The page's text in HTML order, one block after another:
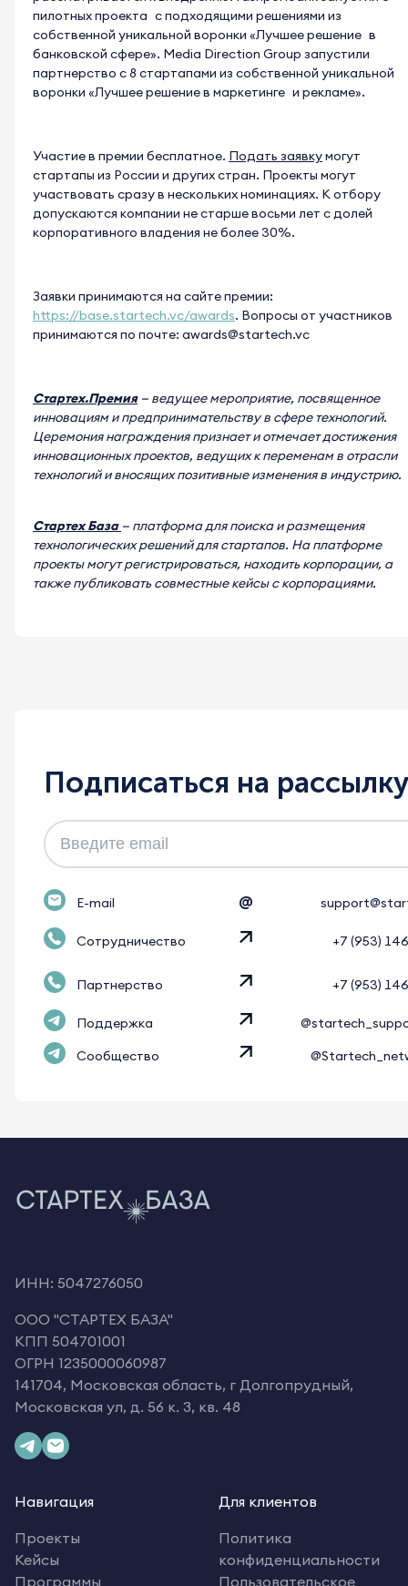
пилотных проекта с подходящими решениями из
собственной уникальной воронки «Лучшее решение в
банковской сфере». Media Direction Group запустили
партнерство с 8 стартапами из собственной уникальной
воронки «Лучшее решение в маркетинге и рекламе».
Участие в премии бесплатное. Подать заявкумогут
стартапы из России и других стран. Проекты могут
участвовать сразу в нескольких номинациях. К отбору
допускаются компании не старше восьми лет с долей
корпоративного владения не более 30%.
Заявки принимаются на сайте премии:
https://base.startech.vc/awards. Вопросы от участников
принимаются по почте: awards@startech.vc
Стартех.Премия— ведущее мероприятие, посвященное
инновациям и предпринимательству в сфере технологий.
Церемония награждения признает и отмечает достижения
инновационных проектов, ведущих к переменам в отрасли
технологий и вносящих позитивные изменения в индустрию.
Стартех База— платформа для поиска и размещения
технологических решений для стартапов. На платформе
проекты могут регистрироваться, находить корпорации, а
также публиковать совместные кейсы с корпорациями.
Подписаться на рассылку
E-mail @
Сотрудничество +7 (953)
Партнерство +7 (953)
Поддержка
Сообщество
ИНН: 5047276050
OOO "СТАРТЕХ БАЗА"
КПП 504701001
ОГРН 1235000060987
141704, Московская область, г Долгопрудный,
Московская ул, д. 56 к. 3, кв. 48
Навигация
Проекты
Кейсы
Программы
Для клиентов
Политика
конфиденциальности
Пользовательское